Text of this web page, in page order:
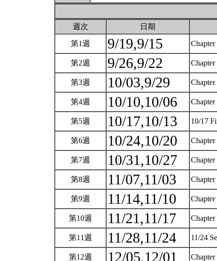
週次 日期
第1週 9/19,9/15
第2週 9/26,9/22
第3週 10/03,9/29
第4週 10/10,10/06
第5週 10/17,10/13 10/17
第6週 10/24,10/20
第7週 10/31,10/27
第8週 11/07,11/03
第9週 11/14,11/10
第10週 11/21,11/17
第11週 11/28,11/24 11/24
第12週 12/05,12/01